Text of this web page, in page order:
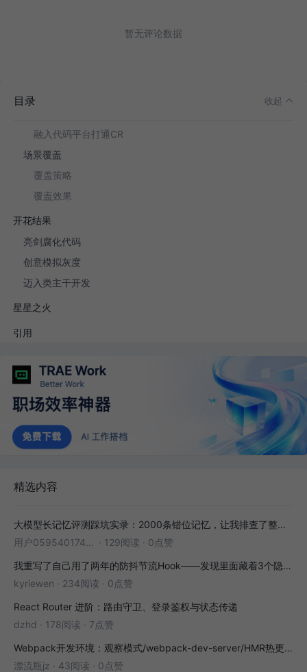
暂无评论数据
目录 收起
融入代码平台打通CR
场景覆盖
覆盖策略
覆盖效果
开花结果
亮剑腐化代码
创意模拟灰度
迈入类主干开发
星星之火
引用
精选内容
大模型长记忆评测踩坑实录：2000条错位记忆，让我排查了整整3小时
用户05954017446 · 129阅读 · 0点赞
我重写了自己用了两年的防抖节流Hook——发现里面藏着3个隐藏bug
kyriewen · 234阅读 · 0点赞
React Router 进阶：路由守卫、登录鉴权与状态传递
dzhd · 178阅读 · 7点赞
Webpack开发环境：观察模式/webpack-dev-server/HMR热更新
漂流瓶jz · 43阅读 · 0点赞